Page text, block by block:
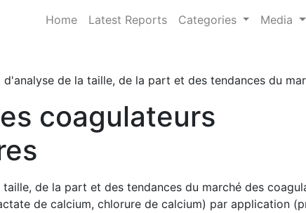
Home Latest Reports Categories Media
d'analyse de la taille, de la part et des tendances du
coagulateurs
de la part et des tendances du marché des
de calcium, chlorure de calcium) par application